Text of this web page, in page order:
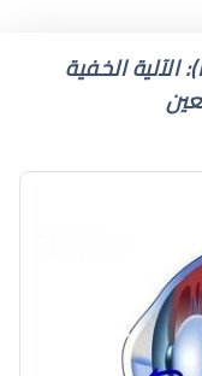
الآلية الخفية